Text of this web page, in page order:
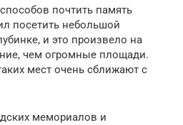
почтить память
посетить небольшой
и это произвело на
чем огромные площади.
мест очень сближают с
мемориалов и